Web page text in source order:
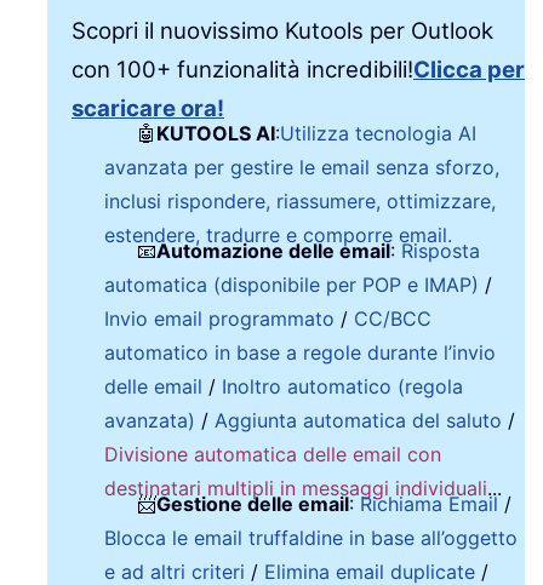
Scopri il nuovissimo Kutools per Outlook
con 100+ funzionalità incredibili!Clicca per
scaricare ora!
🤖 KUTOOLS AI:Utilizza tecnologia AI
avanzata per gestire le email senza sforzo,
inclusi rispondere, riassumere, ottimizzare,
estendere, tradurre e comporre email.
📧Automazione delle email:Risposta
automatica (disponibile per POP e IMAP) /
Invio email programmato / CC/BCC
automatico in base a regole durante l’invio
delle email / Inoltro automatico (regola
avanzata) / Aggiunta automatica del saluto /
Divisione automatica delle email con
destinatari multipli in messaggi individuali...
📨Gestione delle email:Richiama Email/
Blocca le email truffaldine in base all’oggetto
e ad altri criteri / Elimina email duplicate /